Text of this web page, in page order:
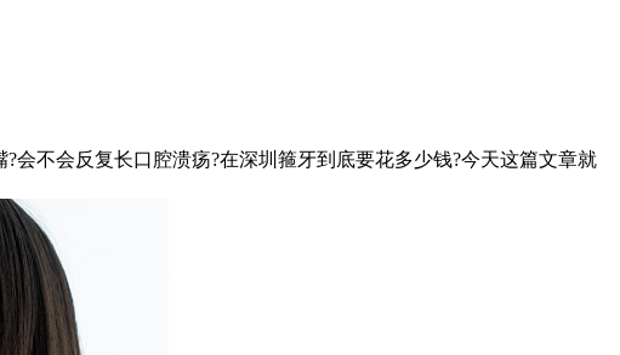
不会反复长口腔溃疡?在深圳箍牙到底要花多少钱?今天这篇文章就